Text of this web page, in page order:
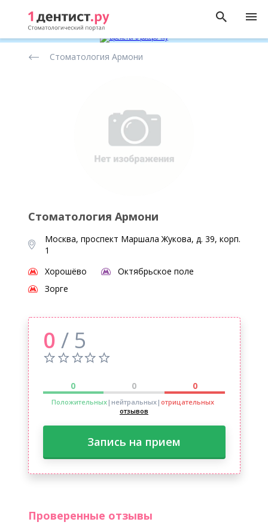
стоматологических
Стоматология Армони
Стоматология Армони
Москва, проспект Маршала Жукова, д. 39, корп.
1
Хорошёво
Октябрьское поле
Зорге
0 / 5
0 0 0
Положительных|нейтральных| отрицательных
отзывов
Запись на прием
Проверенные отзывы